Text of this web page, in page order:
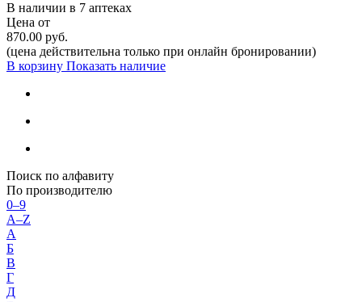
В наличии в 7 аптеках
Цена от
870.00 руб.
(цена действительна только при онлайн бронировании)
В корзину Показать наличие
Поиск по алфавиту
По производителю
0–9
A–Z
А
Б
В
Г
Д